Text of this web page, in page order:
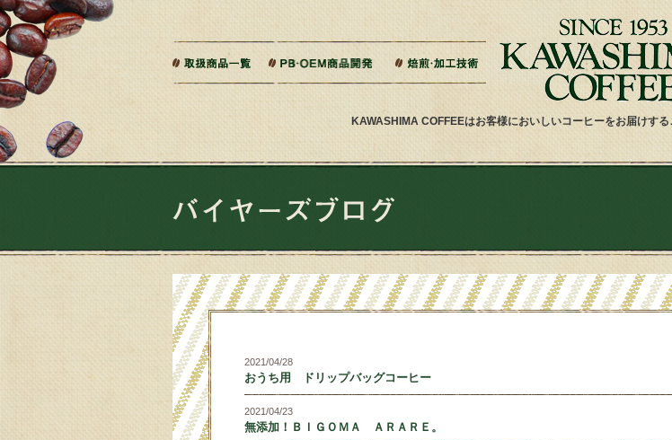
KAWASHIMA COFFEEはお客様においしいコーヒーをお届けす
ご相談から製造までの流れ
よくある質問
2021/04/28
おうち用 ドリップバッグコーヒー
2021/04/23
無添加！ＢＩＧＯＭＡ ＡＲＡＲＥ。